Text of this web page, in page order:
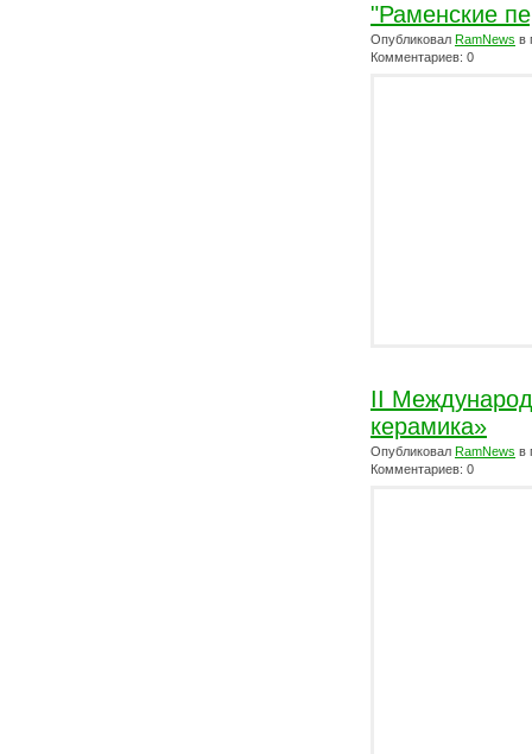
"Раменские
Опубликовал RamNews в
Комментариев: 0
II
керамика»
Опубликовал RamNews в
Комментариев: 0